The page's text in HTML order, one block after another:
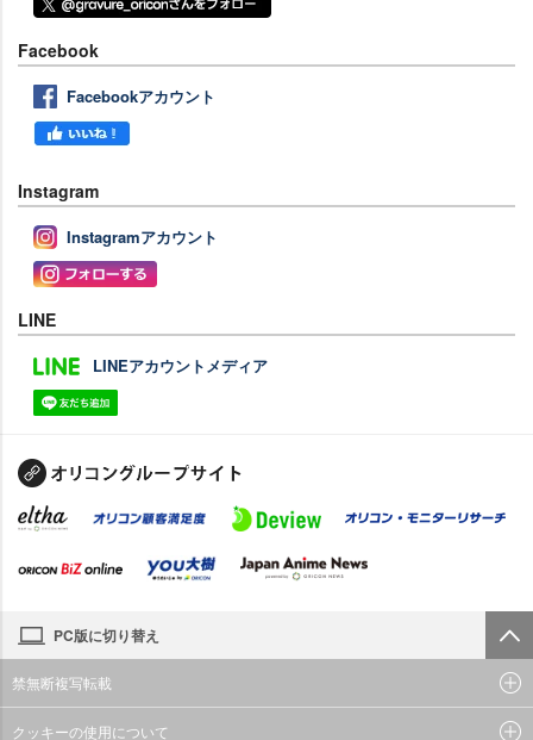
Facebook
Facebookアカウント
Instagram
Instagramアカウント
LINE
LINEアカウントメディア
PC版に切り替え
禁無断複写転載
クッキーの使用について